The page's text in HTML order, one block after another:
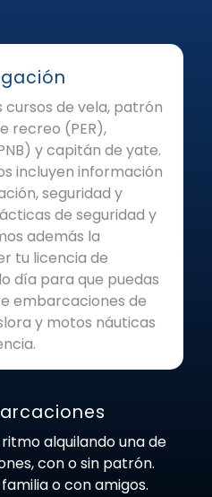
cursos de vela, patrón
recreo (PER),
y capitán de yate.
incluyen información
seguridad y
de seguridad y
además la
tu licencia de
día para que puedas
embarcaciones de
y motos náuticas
alquilando una de
con o sin patrón.
o con amigos.